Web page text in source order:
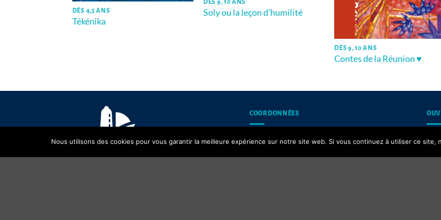
DÈS 4,5 ANS
Tékénika
DÈS 9, 10 ANS
Soly ou la leçon d’humilité
DÈS 9, 10 ANS
Contes de la Réunion ♥
COORDONNÉES
13, rue du Puits d’Amour,
Les
Nous utilisons des cookies pour vous garantir la meilleure expérience sur notre site web. Si vous continuez à utiliser ce